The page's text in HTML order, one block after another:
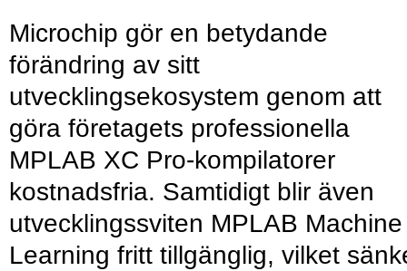
Microchip gör en betydande
förändring av sitt
utvecklingsekosystem genom att
göra företagets professionella
MPLAB XC Pro-kompilatorer
kostnadsfria. Samtidigt blir även
utvecklingssviten MPLAB Machine
Learning fritt tillgänglig, vilket